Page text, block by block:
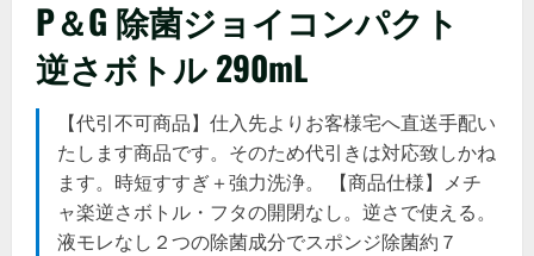
P＆G 除菌ジョイコンパクト
逆さボトル 290mL
【代引不可商品】仕入先よりお客様宅へ直送手配い
たします商品です。そのため代引きは対応致しかね
ます。時短すすぎ＋強力洗浄。 【商品仕様】メチ
ャ楽逆さボトル・フタの開閉なし。逆さで使える。
液モレなし２つの除菌成分でスポンジ除菌約７